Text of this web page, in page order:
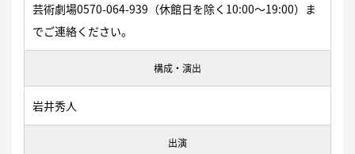
芸術劇場0570-064-939（休館日を除く10:00〜19:00）ま
でご連絡ください。
構成・演出
岩井秀人
出演